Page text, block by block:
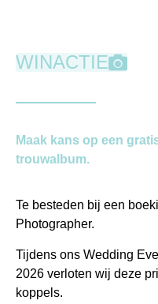
WINACTIE
Maak kans op een
trouwalbum.
Te besteden bij een
Photographer.
Tijdens ons Wedding
2026 verloten wij deze
koppels.